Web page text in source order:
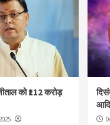
को ₹112 करोड़